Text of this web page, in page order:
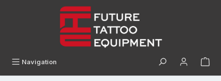
Navigation